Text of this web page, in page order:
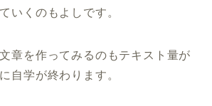
いくのもよしです。
章を作ってみるのもテキスト量が
自学が終わります。